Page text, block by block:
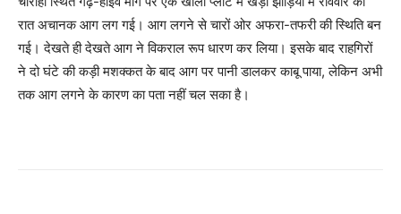
रात अचानक आग लग गई। आग लगने से चारों ओर अफरा-तफरी की स्थिति बन
गई। देखते ही देखते आग ने विकराल रूप धारण कर लिया। इसके बाद राहगिरों
ने दो घंटे की कड़ी मशक्कत के बाद आग पर पानी डालकर काबू पाया, लेकिन अभी
तक आग लगने के कारण का पता नहीं चल सका है।